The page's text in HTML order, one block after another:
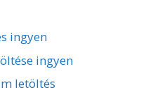
ingyen
ingyen
letöltés